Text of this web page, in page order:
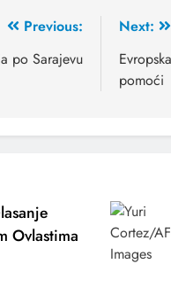
Previous:
po Sarajevu
Next:
pomoći
Ovlastima